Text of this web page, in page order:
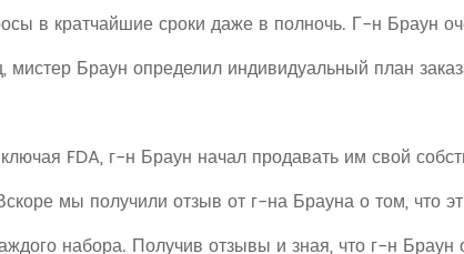
в кратчайшие сроки даже в полночь. Г-н Браун
Браун определил индивидуальный план
FDA, г-н Браун начал продавать им свой
мы получили отзыв от г-на Брауна о том, что
набора. Получив отзывы и зная, что г-н Браун